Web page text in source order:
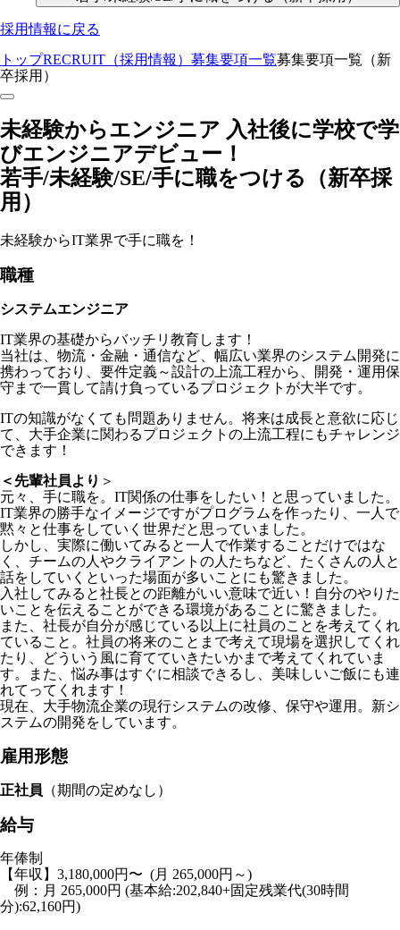
採用情報に戻る
トップRECRUIT（採用情報） 募集要項一覧募集要項一覧（新
卒採用）
未経験からエンジニア 入社後に学校で学
びエンジニアデビュー！
若手/未経験/SE/手に職をつける（新卒採
用）
未経験からIT業界で手に職を！
職種
システムエンジニア
IT業界の基礎からバッチリ教育します！
当社は、物流・金融・通信など、幅広い業界のシステム開発に
携わっており、要件定義～設計の上流工程から、開発・運用保
守まで一貫して請け負っているプロジェクトが大半です。
ITの知識がなくても問題ありません。将来は成長と意欲に応じ
て、大手企業に関わるプロジェクトの上流工程にもチャレンジ
できます！
＜先輩社員より ＞
元々、手に職を。IT関係の仕事をしたい！と思っていました。
IT業界の勝手なイメージですがプログラムを作ったり、一人で
黙々と仕事をしていく世界だと思っていました。
しかし、実際に働いてみると一人で作業することだけではな
く、チームの人やクライアントの人たちなど、たくさんの人と
話をしていくといった場面が多いことにも驚きました。
入社してみると社長との距離がいい意味で近い！自分のやりた
いことを伝えることができる環境があることに驚きました。
また、社長が自分が感じている以上に社員のことを考えてくれ
ていること。社員の将来のことまで考えて現場を選択してくれ
たり、どういう風に育てていきたいかまで考えてくれていま
す。また、悩み事はすぐに相談できるし、美味しいご飯にも連
れてってくれます！
現在、大手物流企業の現行システムの改修、保守や運用。新シ
ステムの開発をしています。
雇用形態
正社員 （期間の定めなし）
給与
年俸制
【年収】3,180,000円〜 (月 265,000円～)
例：月 265,000円 (基本給:202,840+固定残業代(30時間
分):62,160円)